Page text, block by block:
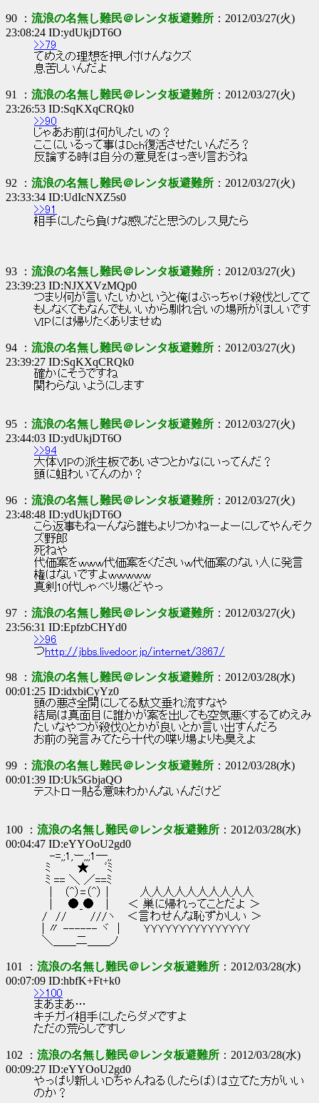
90 ： 流浪の名無し難民＠レンタ板避難所 ：2012/03/27(火)
23:08:24 ID:ydUkjDT6O
>>79
てめえの理想を押し付けんなクズ
息苦しいんだよ
91 ： 流浪の名無し難民＠レンタ板避難所 ：2012/03/27(火)
23:26:53 ID:SqKXqCRQk0
>>90
じゃあお前は何がしたいの？
ここにいるって事はDch復活させたいんだろ？
反論する時は自分の意見をはっきり言おうね
92 ： 流浪の名無し難民＠レンタ板避難所 ：2012/03/27(火)
23:33:34 ID:UdIcNXZ5s0
>>91
相手にしたら負けな感じだと思うのレス見たら
93 ： 流浪の名無し難民＠レンタ板避難所 ：2012/03/27(火)
23:39:23 ID:NJXXVzMQp0
つまり何が言いたいかというと俺はぶっちゃけ殺伐としてて
もしなくてもなんでもいいから馴れ合いの場所がほしいです
VIPには帰りたくありませぬ
94 ： 流浪の名無し難民＠レンタ板避難所 ：2012/03/27(火)
23:39:27 ID:SqKXqCRQk0
確かにそうですね
関わらないようにします
95 ： 流浪の名無し難民＠レンタ板避難所 ：2012/03/27(火)
23:44:03 ID:ydUkjDT6O
>>94
大体VIPの派生板であいさつとかなにいってんだ？
頭に蛆わいてんのか？
96 ： 流浪の名無し難民＠レンタ板避難所 ：2012/03/27(火)
23:48:48 ID:ydUkjDT6O
こら返事もねーんなら誰もよりつかねーよーにしてやんぞク
ズ野郎
死ねや
代価案をｗｗｗ代価案をくださいｗ代価案のない人に発言
権はないですよｗｗｗｗｗ
真剣10代しゃべり場(どやっ
97 ： 流浪の名無し難民＠レンタ板避難所 ：2012/03/27(火)
23:56:31 ID:EpfzbCHYd0
>>96
つhttp://jbbs.livedoor.jp/internet/3867/
98 ： 流浪の名無し難民＠レンタ板避難所 ：2012/03/28(水)
00:01:25 ID:idxbiCyYz0
頭の悪さ全開にしてる駄文垂れ流すなや
結局は真面目に誰かが案を出しても空気悪くするてめえみ
たいなやつが殺伐()とかが良いとか言い出すんだろ
お前の発言みてたら十代の喋り場よりも臭えよ
99 ： 流浪の名無し難民＠レンタ板避難所 ：2012/03/28(水)
00:01:39 ID:Uk5GbjaQO
テストロー貼る意味わかんないんだけど
100 ： 流浪の名無し難民＠レンタ板避難所 ：2012/03/28(水)
00:04:47 ID:eYYOoU2gd0
-=,;1,ー,,;1―,,
ﾐ ★ ﾞﾐ
ﾐ == ＼ ／==ﾐ
| （^）=（^） | 人人人人人人人人人人
| ●_● | ＜ 巣に帰れってことだよ ＞
/ // ///ヽ ＜言わせんな恥ずかしい ＞
| 〃 ------ ヾ | ＹＹＹＹＹＹＹＹＹＹＹＹＹＹＹ
＼＿＿二＿＿ノ
101 ： 流浪の名無し難民＠レンタ板避難所 ：2012/03/28(水)
00:07:09 ID:hbfK+Ft+k0
>>100
まあまあ…
キチガイ相手にしたらダメですよ
ただの荒らしですし
102 ： 流浪の名無し難民＠レンタ板避難所 ：2012/03/28(水)
00:09:27 ID:eYYOoU2gd0
やっぱり新しいＤちゃんねる（したらば）は立てた方がいい
のか？